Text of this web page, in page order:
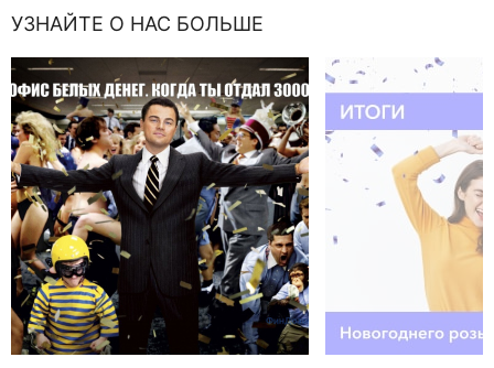
УЗНАЙТЕ О НАС БОЛЬШЕ